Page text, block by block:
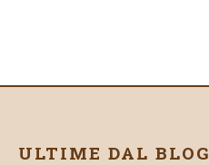
ULTIME DAL BLOG